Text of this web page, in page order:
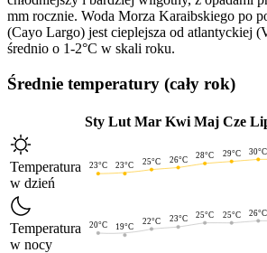
mm rocznie. Woda Morza Karaibskiego po
(Cayo Largo) jest cieplejsza od atlantyckiej
średnio o 1-2°C w skali roku.
Średnie temperatury (cały rok)
Sty Lut Mar Kwi Maj Cze
Temperatura
w dzień
23°C 23°C 25°C 26°C 28°C 29°C 30°C
Temperatura
w nocy
20°C 19°C
22°C 23°C 25°C 25°C 26°C